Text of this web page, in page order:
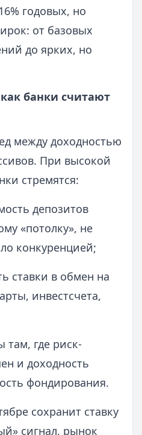
годовых, но
от базовых
до ярких, но
банки считают
между доходностью
При высокой
стремятся:
депозитов
«потолку», не
конкуренцией;
ставки в обмен на
инвестсчета,
там, где риск-
и доходность
фондирования.
сохранит ставку
сигнал, рынок